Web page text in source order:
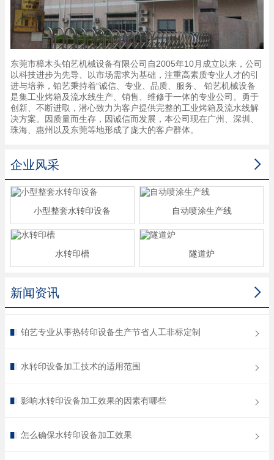
东莞市樟木头铂艺机械设备有限公司自2005年10月成立以来，公司
以科技进步为先导、以市场需求为基础，注重高素质专业人才的引
进与培养，铂艺秉持着“诚信、专业、品质、服务、 铂艺机械设备
是集工业烤箱及流水线生产、销售、维修于一体的专业公司。勇于
创新、不断进取，潜心致力为客户提供完整的工业烤箱及流水线解
决方案。因质量而生存，因诚信而发展，本公司现在广州、深圳、
珠海、惠州以及东莞等地形成了庞大的客户群体。

企业风采
小型整套水转印设备 自动喷涂生产线
水转印槽 隧道炉

新闻资讯
铂艺专业从事热转印设备生产节省人工非标定制
水转印设备加工技术的适用范围
影响水转印设备加工效果的因素有哪些
怎么确保水转印设备加工效果